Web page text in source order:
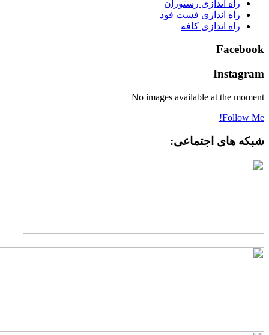
راه اندازی رستوران
راه اندازی فست فود
راه اندازی کافه
No images available at the
Follow
های اجتماعی: